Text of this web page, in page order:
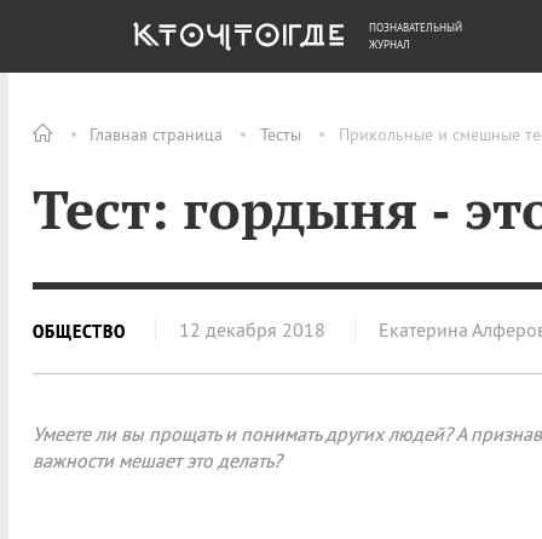
Главная страница Тесты Прикольные и смешные
Тест: гордыня ‑
ОБЩЕСТВО 12 декабря 2018 Екатерина
Умеете ли вы прощать и понимать других людей? А
важности мешает это делать?
ОБЩЕСТВО ДЕНЬГИ
ПОЗНАВАТЕЛЬНЫЙ
ЖУРНАЛ